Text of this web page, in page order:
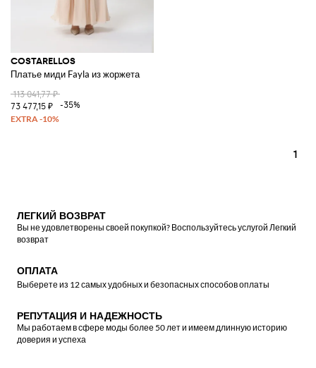
COSTARELLOS
Платье миди Fayla из жоржета
113 041,77 ₽
73 477,15 ₽
-35%
1
ЛЕГКИЙ ВОЗВРАТ
Вы не удовлетворены своей покупкой? Воспользуйтесь услугой Легкий
возврат
ОПЛАТА
Выберете из 12 самых удобных и безопасных способов оплаты
РЕПУТАЦИЯ И НАДЕЖНОСТЬ
Мы работаем в сфере моды более 50 лет и имеем длинную историю
доверия и успеха